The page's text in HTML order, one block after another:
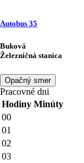
Autobus 35
Buková
Železničná stanica
Opačný smer
Pracovné dni
Hodiny Minúty
00
01
02
03